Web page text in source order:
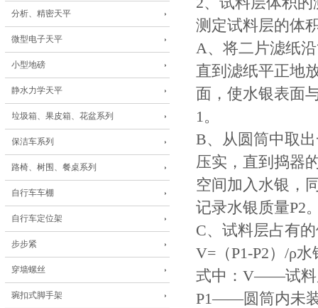
分析、精密天平
微型电子天平
小型地磅
静水力学天平
垃圾箱、果皮箱、花盆系列
保洁车系列
路椅、树围、餐桌系列
自行车车棚
自行车定位架
步步紧
穿墙螺丝
琬扣式脚手架
测定试料层的体
A、将二片滤纸
直到滤纸平正地
面，使水银表面
1。
B、从圆筒中取
压实，直到捣器
空间加入水银，
记录水银质量P2
C、试料层占有
V=（P1-P2）/ρ水
式中：V——试料
P1——圆筒内未